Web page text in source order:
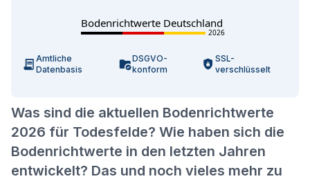
Was sind die aktuellen Bodenrichtwerte
2026 für Todesfelde? Wie haben sich die
Bodenrichtwerte in den letzten Jahren
entwickelt? Das und noch vieles mehr zu
Bodenrichtwerte Deutschland
2026
Amtliche
Datenbasis
DSGVO-
konform
SSL-
verschlüsselt